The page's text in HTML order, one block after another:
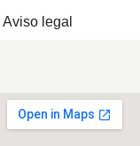
Aviso legal